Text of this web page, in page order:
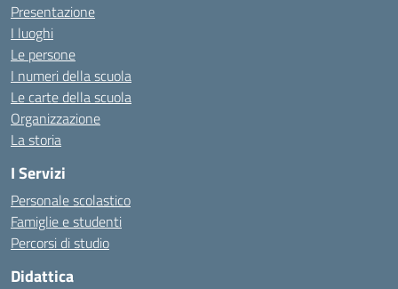
Presentazione
I luoghi
Le persone
I numeri della scuola
Le carte della scuola
Organizzazione
La storia
I Servizi
Personale scolastico
Famiglie e studenti
Percorsi di studio
Didattica